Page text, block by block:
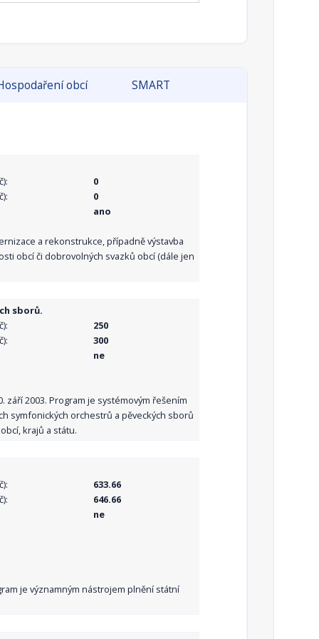
obcí SMART
0
0
ano
a rekonstrukce, případně výstavba
obcí či dobrovolných svazků obcí (dále jen
sborů.
250
300
ne
září 2003. Program je systémovým řešením
symfonických orchestrů a pěveckých sborů
krajů a státu.
633.66
646.66
ne
je významným nástrojem plnění státní